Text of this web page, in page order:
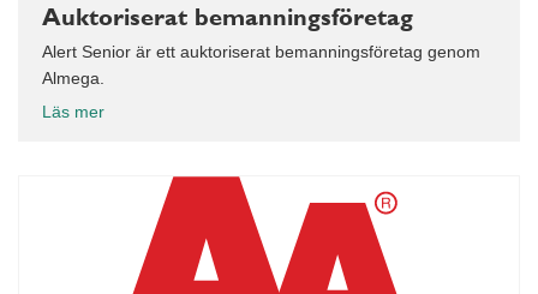
Auktoriserat bemanningsföretag
Alert Senior är ett auktoriserat bemanningsföretag genom
Almega.
Läs mer